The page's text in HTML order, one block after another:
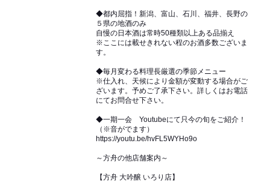
◆都内屈指！新潟、富山、石川、福井、長野の
５県の地酒のみ
自慢の日本酒は常時50種類以上ある品揃え
※ここには載せきれない程のお酒多数ございま
す。
◆毎月変わる料理長厳選の季節メニュー
※仕入れ、天候により金額が変動する場合がご
ざいます。予めご了承下さい。詳しくはお電話
にてお問合せ下さい。
◆一期一会 Youtubeにて只今の旬をご紹介！
（※音がでます）
https://youtu.be/hvFL5WYHo9o
～方舟の他店舗案内～
【方舟 大吟醸 いろり店】